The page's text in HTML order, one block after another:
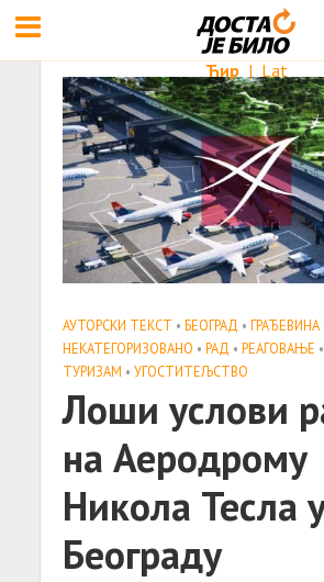
Ћир | Lat
АУТОРСКИ ТЕКСТ • БЕОГРАД • ГРАЂЕВИНА
НЕКАТЕГОРИЗОВАНО • РАД • РЕАГОВАЊЕ •
ТУРИЗАМ • УГОСТИТЕЉСТВО
Лоши услови
на Аеродрому
Никола Тесла
Београду